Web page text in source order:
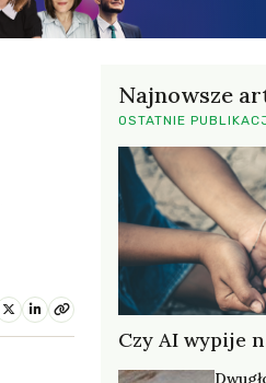
Najnowsze
OSTATNIE
Czy AI wypije